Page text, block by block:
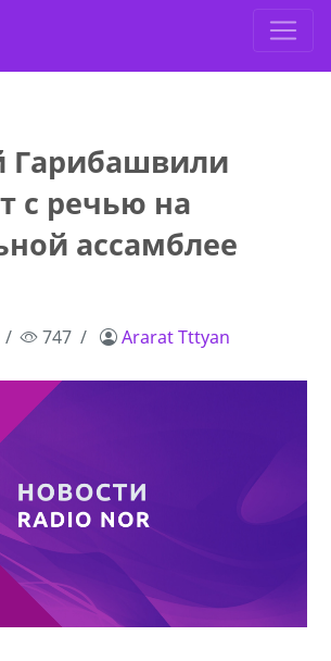
Гарибашвили
с речью на
ассамблее
747 Ararat Tttyan